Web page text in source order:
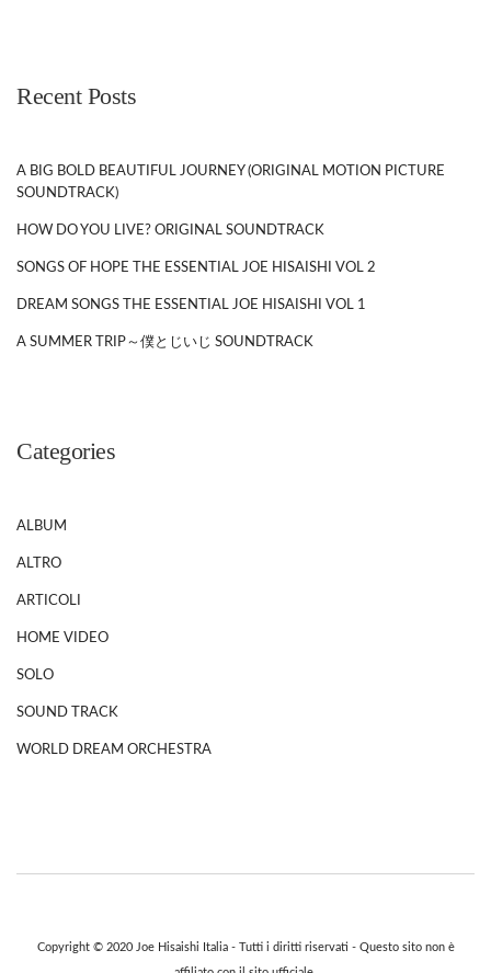
Recent Posts
A BIG BOLD BEAUTIFUL JOURNEY (ORIGINAL MOTION PICTURE
SOUNDTRACK)
HOW DO YOU LIVE? ORIGINAL SOUNDTRACK
SONGS OF HOPE THE ESSENTIAL JOE HISAISHI VOL 2
DREAM SONGS THE ESSENTIAL JOE HISAISHI VOL 1
A SUMMER TRIP～僕とじいじ SOUNDTRACK
Categories
ALBUM
ALTRO
ARTICOLI
HOME VIDEO
SOLO
SOUND TRACK
WORLD DREAM ORCHESTRA
Copyright © 2020 Joe Hisaishi Italia - Tutti i diritti riservati - Questo sito non è